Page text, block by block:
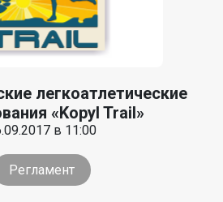
легкоатлетические
«Kopyl Trail»
в 11:00
Регламент